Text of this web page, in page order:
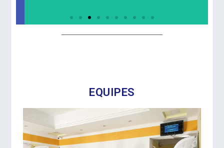
EQUIPES